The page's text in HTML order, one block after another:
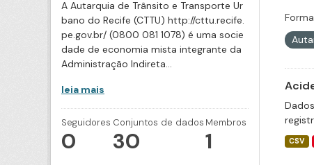
A Autarquia de Trânsito e Transporte Ur
bano do Recife (CTTU) http://cttu.recife.
pe.gov.br/ (0800 081 1078) é uma socie
dade de economia mista integrante da
Administração Indireta...
leia mais
Seguidores
0
Conjuntos de dados
30
Membros
1 CSV